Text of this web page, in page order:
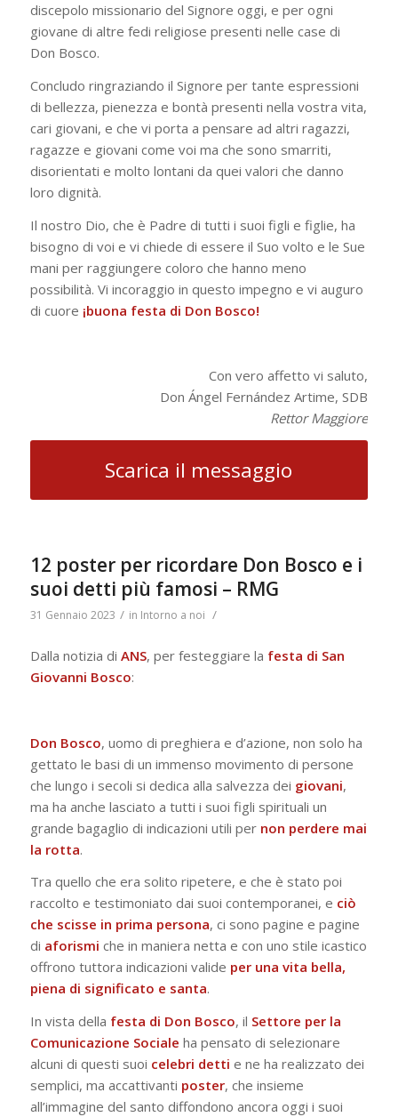
discepolo missionario del Signore oggi, e per ogni
giovane di altre fedi religiose presenti nelle case di
Don Bosco.
Concludo ringraziando il Signore per tante espressioni
di bellezza, pienezza e bontà presenti nella vostra vita,
cari giovani, e che vi porta a pensare ad altri ragazzi,
ragazze e giovani come voi ma che sono smarriti,
disorientati e molto lontani da quei valori che danno
loro dignità.
Il nostro Dio, che è Padre di tutti i suoi figli e figlie, ha
bisogno di voi e vi chiede di essere il Suo volto e le Sue
mani per raggiungere coloro che hanno meno
possibilità. Vi incoraggio in questo impegno e vi auguro
di cuore ¡buona festa di Don Bosco!
Con vero affetto vi saluto,
Don Ángel Fernández Artime, SDB
Rettor Maggiore
Scarica il messaggio
12 poster per ricordare Don Bosco e i
suoi detti più famosi – RMG
31 Gennaio 2023 / in Intorno a noi /
Dalla notizia di ANS, per festeggiare la festa di San
Giovanni Bosco:
Don Bosco, uomo di preghiera e d’azione, non solo ha
gettato le basi di un immenso movimento di persone
che lungo i secoli si dedica alla salvezza dei giovani,
ma ha anche lasciato a tutti i suoi figli spirituali un
grande bagaglio di indicazioni utili per non perdere mai
la rotta.
Tra quello che era solito ripetere, e che è stato poi
raccolto e testimoniato dai suoi contemporanei, e ciò
che scisse in prima persona, ci sono pagine e pagine
di aforismi che in maniera netta e con uno stile icastico
offrono tuttora indicazioni valide per una vita bella,
piena di significato e santa.
In vista della festa di Don Bosco, il Settore per la
Comunicazione Sociale ha pensato di selezionare
alcuni di questi suoi celebri detti e ne ha realizzato dei
semplici, ma accattivanti poster, che insieme
all’immagine del santo diffondono ancora oggi i suoi